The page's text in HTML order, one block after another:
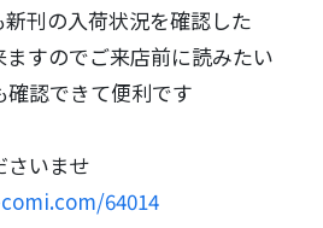
刊の入荷状況を確認した
ますのでご来店前に読みたい
認できて便利です
さいませ
64014